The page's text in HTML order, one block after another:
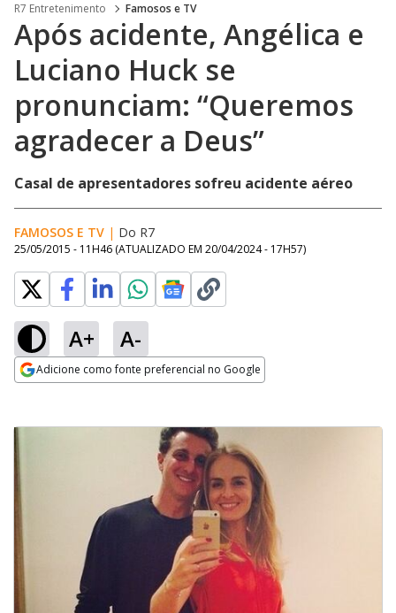
R7 Entretenimento Famosos e TV
Após acidente, Angélica e
Luciano Huck se
pronunciam: “Queremos
agradecer a Deus”
Casal de apresentadores sofreu acidente aéreo
FAMOSOS E TV | Do R7
25/05/2015 - 11H46 (ATUALIZADO EM 20/04/2024 - 17H57)
A+ A-
Adicione como fonte preferencial no Google